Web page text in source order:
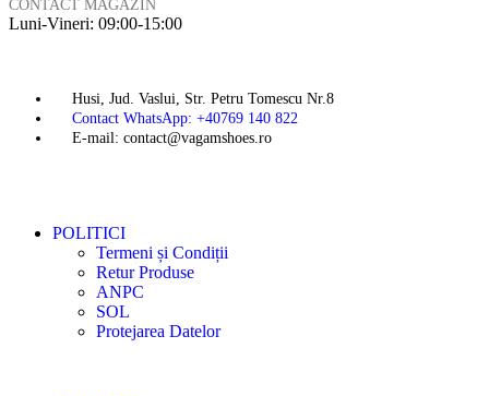
CONTACT MAGAZIN
Luni-Vineri: 09:00-15:00
Husi, Jud. Vaslui, Str. Petru Tomescu Nr.8
Contact WhatsApp: +40769 140 822
E-mail: contact@vagamshoes.ro
POLITICI
Termeni și Condiții
Retur Produse
ANPC
SOL
Protejarea Datelor